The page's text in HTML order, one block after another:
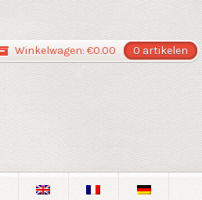
Winkelwagen: €0.00 0 artikelen